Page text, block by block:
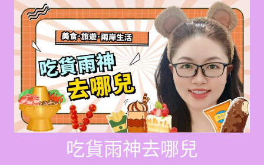
Skip
content
吃貨雨神去哪兒